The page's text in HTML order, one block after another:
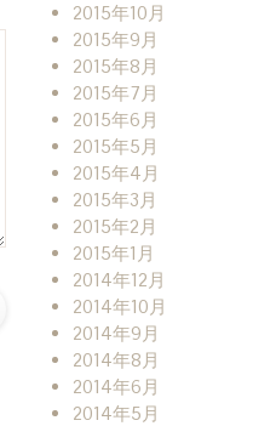
2015年10月
2015年9月
2015年8月
2015年7月
2015年6月
2015年5月
2015年4月
2015年3月
2015年2月
2015年1月
2014年12月
2014年10月
2014年9月
2014年8月
2014年6月
2014年5月